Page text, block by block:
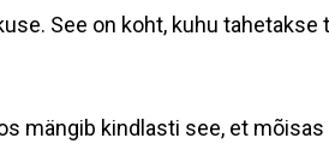
See on koht, kuhu tahetakse
mängib kindlasti see, et